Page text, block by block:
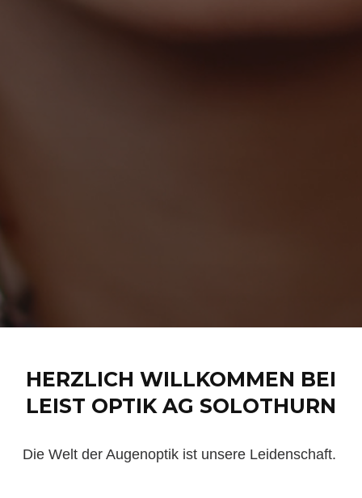
HERZLICH WILLKOMMEN BEI
LEIST OPTIK AG SOLOTHURN
Die Welt der Augenoptik ist unsere Leidenschaft.